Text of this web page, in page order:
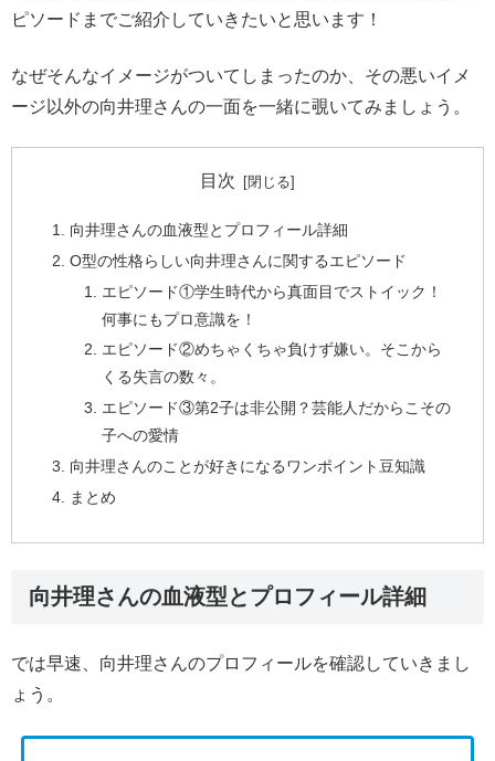
ピソードまでご紹介していきたいと思います！
なぜそんなイメージがついてしまったのか、その悪いイメ
ージ以外の向井理さんの一面を一緒に覗いてみましょう。
目次
向井理さんの血液型とプロフィール詳細
O型の性格らしい向井理さんに関するエピソード
エピソード①学生時代から真面目でストイック！
何事にもプロ意識を！
エピソード②めちゃくちゃ負けず嫌い。そこから
くる失言の数々。
エピソード③第2子は非公開？芸能人だからこその
子への愛情
向井理さんのことが好きになるワンポイント豆知識
まとめ
向井理さんの血液型とプロフィール詳細
では早速、向井理さんのプロフィールを確認していきまし
ょう。